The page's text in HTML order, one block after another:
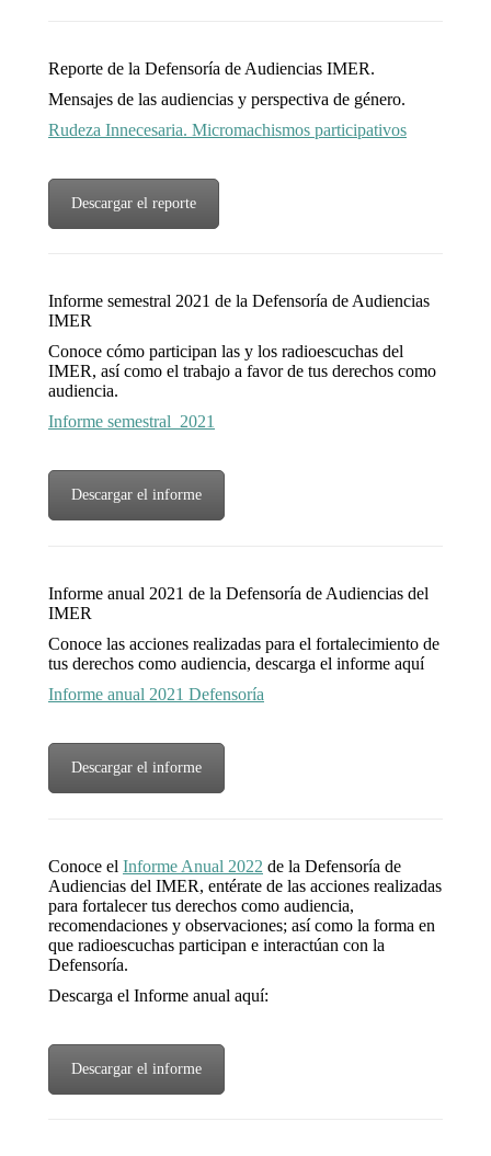
Reporte de la Defensoría de Audiencias IMER.
Mensajes de las audiencias y perspectiva de género.
Rudeza Innecesaria. Micromachismos participativos
Descargar el reporte
Informe semestral 2021 de la Defensoría de Audiencias
IMER
Conoce cómo participan las y los radioescuchas del
IMER, así como el trabajo a favor de tus derechos como
audiencia.
Informe semestral_2021
Descargar el informe
Informe anual 2021 de la Defensoría de Audiencias del
IMER
Conoce las acciones realizadas para el fortalecimiento de
tus derechos como audiencia, descarga el informe aquí
Informe anual 2021 Defensoría
Descargar el informe
Conoce el Informe Anual 2022 de la Defensoría de
Audiencias del IMER, entérate de las acciones realizadas
para fortalecer tus derechos como audiencia,
recomendaciones y observaciones; así como la forma en
que radioescuchas participan e interactúan con la
Defensoría.
Descarga el Informe anual aquí:
Descargar el informe